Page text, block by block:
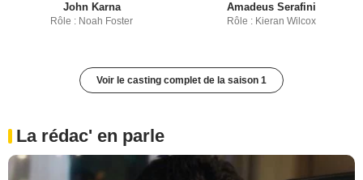
John Karna
Rôle : Noah Foster
Amadeus Serafini
Rôle : Kieran Wilcox
Voir le casting complet de la saison 1
La rédac' en parle